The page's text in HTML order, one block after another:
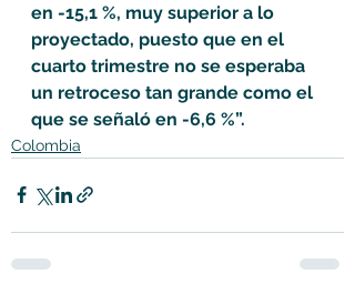
en -15,1 %, muy superior a lo
proyectado, puesto que en el
cuarto trimestre no se esperaba
un retroceso tan grande como el
que se señaló en -6,6 %”.
Colombia